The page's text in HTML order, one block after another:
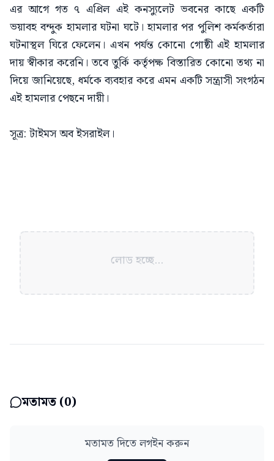
এর আগে গত ৭ এপ্রিল এই কনস্যুলেট ভবনের কাছে একটি
ভয়াবহ বন্দুক হামলার ঘটনা ঘটে। হামলার পর পুলিশ কর্মকর্তারা
ঘটনাস্থল ঘিরে ফেলেন। এখন পর্যন্ত কোনো গোষ্ঠী এই হামলার
দায় স্বীকার করেনি। তবে তুর্কি কর্তৃপক্ষ বিস্তারিত কোনো তথ্য না
দিয়ে জানিয়েছে, ধর্মকে ব্যবহার করে এমন একটি সন্ত্রাসী সংগঠন
এই হামলার পেছনে দায়ী।
সূত্র: টাইমস অব ইসরাইল।
লোড হচ্ছে...
মতামত (0)
মতামত দিতে লগইন করুন